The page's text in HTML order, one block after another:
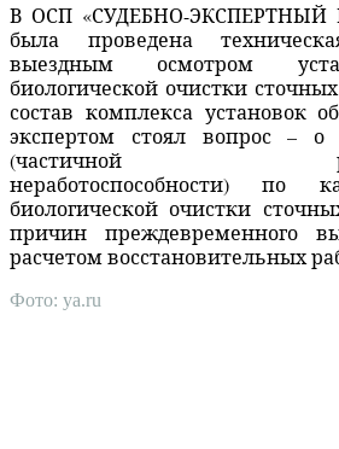
В ОСП «СУДЕБНО-ЭКСПЕРТНЫЙ
была проведена
выездным осмотром
биологической очистки
состав комплекса установок
экспертом стоял вопрос – о
(частичной
неработоспособности) по
биологической очистки
причин преждевременного
расчетом восстановительных
Фото: ya.ru